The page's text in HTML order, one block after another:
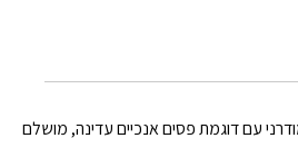
עם דוגמת פסים אנכיים עדינה, מושלם